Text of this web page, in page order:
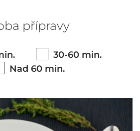
přípravy
30-60 min.
Nad 60 min.